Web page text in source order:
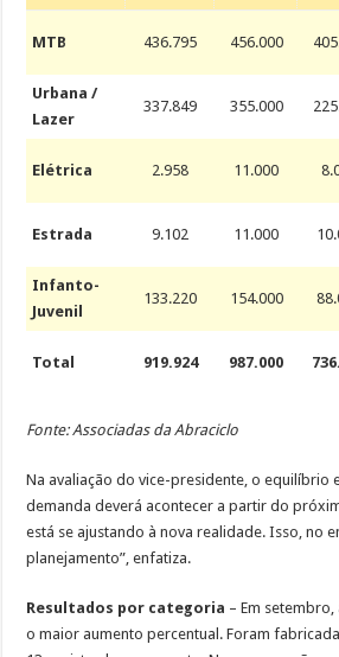
MTB 436.795 456.000
Urbana /
Lazer
337.849 355.000
Elétrica 2.958 11.000
Estrada 9.102 11.000
Infanto-
Juvenil
133.220 154.000
Total 919.924 987.000
Fonte: Associadas da Abraciclo
Na avaliação do vice-presidente, o equilíbrio
demanda deverá acontecer a partir do
está se ajustando à nova realidade. Isso, no
planejamento”, enfatiza.
Resultados por categoria – Em
o maior aumento percentual. Foram